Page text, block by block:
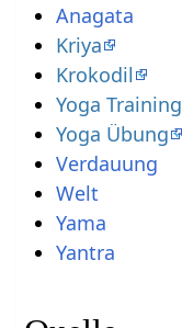
Anagata
Kriya
Krokodil
Yoga Training
Yoga Übung
Verdauung
Welt
Yama
Yantra